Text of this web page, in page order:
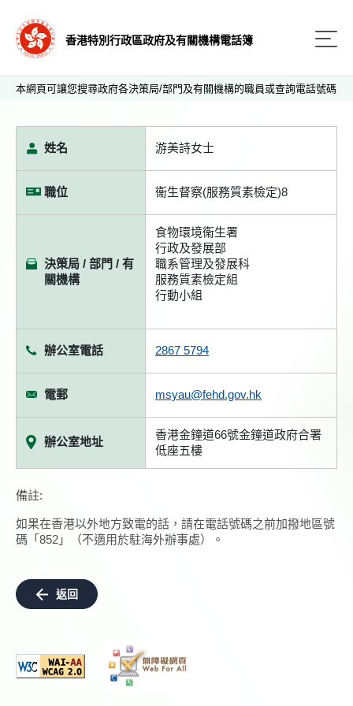
香港特別行政區政府及有關機構電話簿
本網頁可讓您搜尋政府各決策局/部門及有關機構的職員或查詢電話號碼
姓名 游美詩女士
職位 衞生督察(服務質素檢定)8
決策局 / 部門 / 有
關機構
食物環境衞生署
行政及發展部
職系管理及發展科
服務質素檢定組
行動小組
辦公室電話 2867 5794
電郵 msyau@fehd.gov.hk
辦公室地址
香港金鐘道66號金鐘道政府合署
低座五樓
備註:
如果在香港以外地方致電的話，請在電話號碼之前加撥地區號
碼「852」（不適用於駐海外辦事處）。
返回